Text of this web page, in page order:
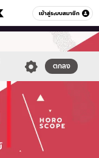
เข้าสู่ระบบสมาชิก
หมวดอื่นๆ
ตกลง